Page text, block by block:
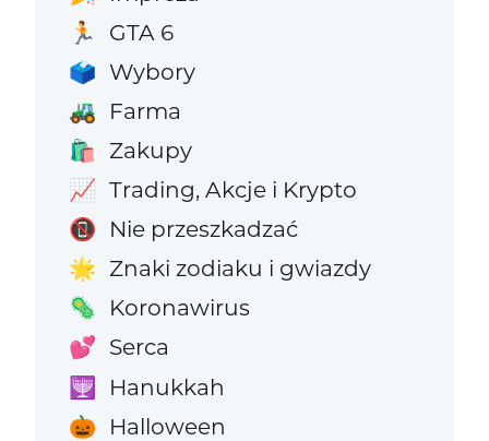
🏃 GTA 6
🗳️ Wybory
🚜 Farma
🛍️ Zakupy
📈 Trading, Akcje i Krypto
📵 Nie przeszkadzać
🌟 Znaki zodiaku i gwiazdy
🦠 Koronawirus
💕 Serca
🕎 Hanukkah
🎃 Halloween